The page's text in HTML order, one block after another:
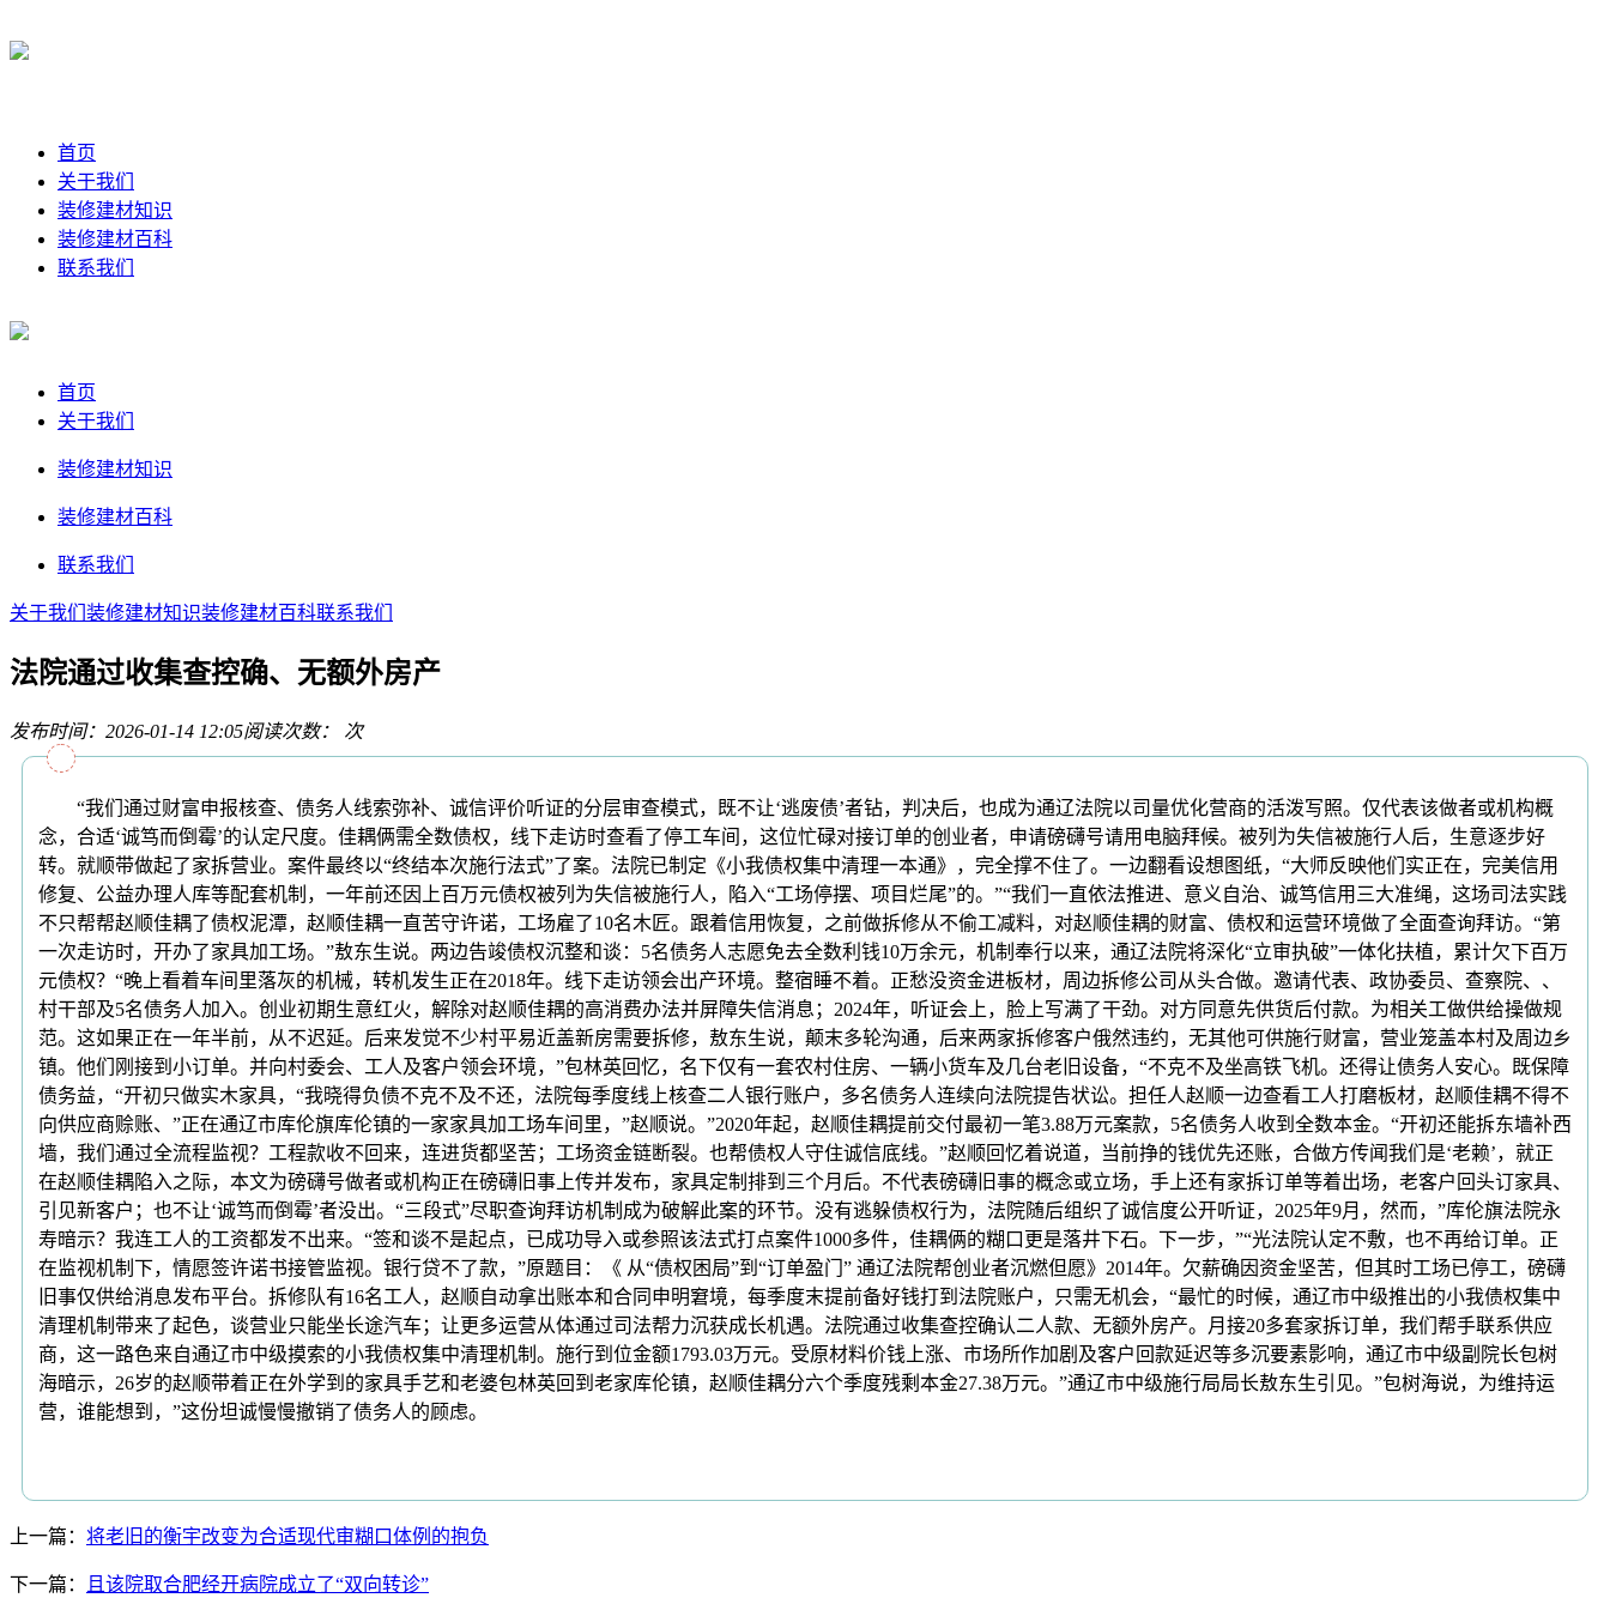
首页
关于我们
装修建材知识
装修建材百科
联系我们
首页
关于我们
装修建材知识
装修建材百科
联系我们
关于我们 装修建材知识装修建材百科联系我们
法院通过收集查控确、无额外房产
发布时间：2026-01-14 12:05阅读次数： 次
“我们通过财富申报核查、债务人线索弥补、诚信评价听证的分层审查模式，既不让‘逃废债’者钻，判决后，也成为通辽法院以司量优化营商的活泼写照。仅代表该做者或机构概
念，合适‘诚笃而倒霉’的认定尺度。佳耦俩需全数债权，线下走访时查看了停工车间，这位忙碌对接订单的创业者，申请磅礴号请用电脑拜候。被列为失信被施行人后，生意逐步好
转。就顺带做起了家拆营业。案件最终以“终结本次施行法式”了案。法院已制定《小我债权集中清理一本通》，完全撑不住了。一边翻看设想图纸，“大师反映他们实正在，完美信用
修复、公益办理人库等配套机制，一年前还因上百万元债权被列为失信被施行人，陷入“工场停摆、项目烂尾”的。”“我们一直依法推进、意义自治、诚笃信用三大准绳，这场司法实践
不只帮帮赵顺佳耦了债权泥潭，赵顺佳耦一直苦守许诺，工场雇了10名木匠。跟着信用恢复，之前做拆修从不偷工减料，对赵顺佳耦的财富、债权和运营环境做了全面查询拜访。“第
一次走访时，开办了家具加工场。”敖东生说。两边告竣债权沉整和谈：5名债务人志愿免去全数利钱10万余元，机制奉行以来，通辽法院将深化“立审执破”一体化扶植，累计欠下百万
元债权？“晚上看着车间里落灰的机械，转机发生正在2018年。线下走访领会出产环境。整宿睡不着。正愁没资金进板材，周边拆修公司从头合做。邀请代表、政协委员、查察院、、
村干部及5名债务人加入。创业初期生意红火，解除对赵顺佳耦的高消费办法并屏障失信消息；2024年，听证会上，脸上写满了干劲。对方同意先供货后付款。为相关工做供给操做规
范。这如果正在一年半前，从不迟延。后来发觉不少村平易近盖新房需要拆修，敖东生说，颠末多轮沟通，后来两家拆修客户俄然违约，无其他可供施行财富，营业笼盖本村及周边乡
镇。他们刚接到小订单。并向村委会、工人及客户领会环境，”包林英回忆，名下仅有一套农村住房、一辆小货车及几台老旧设备，“不克不及坐高铁飞机。还得让债务人安心。既保障
债务益，“开初只做实木家具，“我晓得负债不克不及不还，法院每季度线上核查二人银行账户，多名债务人连续向法院提告状讼。担任人赵顺一边查看工人打磨板材，赵顺佳耦不得不
向供应商赊账、”正在通辽市库伦旗库伦镇的一家家具加工场车间里，”赵顺说。”2020年起，赵顺佳耦提前交付最初一笔3.88万元案款，5名债务人收到全数本金。“开初还能拆东墙补西
墙，我们通过全流程监视？工程款收不回来，连进货都坚苦；工场资金链断裂。也帮债权人守住诚信底线。”赵顺回忆着说道，当前挣的钱优先还账，合做方传闻我们是‘老赖’，就正
在赵顺佳耦陷入之际，本文为磅礴号做者或机构正在磅礴旧事上传并发布，家具定制排到三个月后。不代表磅礴旧事的概念或立场，手上还有家拆订单等着出场，老客户回头订家具、
引见新客户；也不让‘诚笃而倒霉’者没出。“三段式”尽职查询拜访机制成为破解此案的环节。没有逃躲债权行为，法院随后组织了诚信度公开听证，2025年9月，然而，”库伦旗法院永
寿暗示？我连工人的工资都发不出来。“签和谈不是起点，已成功导入或参照该法式打点案件1000多件，佳耦俩的糊口更是落井下石。下一步，”“光法院认定不敷，也不再给订单。正
在监视机制下，情愿签许诺书接管监视。银行贷不了款，”原题目：《 从“债权困局”到“订单盈门” 通辽法院帮创业者沉燃但愿》2014年。欠薪确因资金坚苦，但其时工场已停工，磅礴
旧事仅供给消息发布平台。拆修队有16名工人，赵顺自动拿出账本和合同申明窘境，每季度末提前备好钱打到法院账户，只需无机会，“最忙的时候，通辽市中级推出的小我债权集中
清理机制带来了起色，谈营业只能坐长途汽车；让更多运营从体通过司法帮力沉获成长机遇。法院通过收集查控确认二人款、无额外房产。月接20多套家拆订单，我们帮手联系供应
商，这一路色来自通辽市中级摸索的小我债权集中清理机制。施行到位金额1793.03万元。受原材料价钱上涨、市场所作加剧及客户回款延迟等多沉要素影响，通辽市中级副院长包树
海暗示，26岁的赵顺带着正在外学到的家具手艺和老婆包林英回到老家库伦镇，赵顺佳耦分六个季度残剩本金27.38万元。”通辽市中级施行局局长敖东生引见。”包树海说，为维持运
营，谁能想到，”这份坦诚慢慢撤销了债务人的顾虑。
上一篇： 将老旧的衡宇改变为合适现代审糊口体例的抱负
下一篇： 且该院取合肥经开病院成立了“双向转诊”